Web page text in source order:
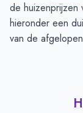
de huizenprijzen
hieronder een
van de